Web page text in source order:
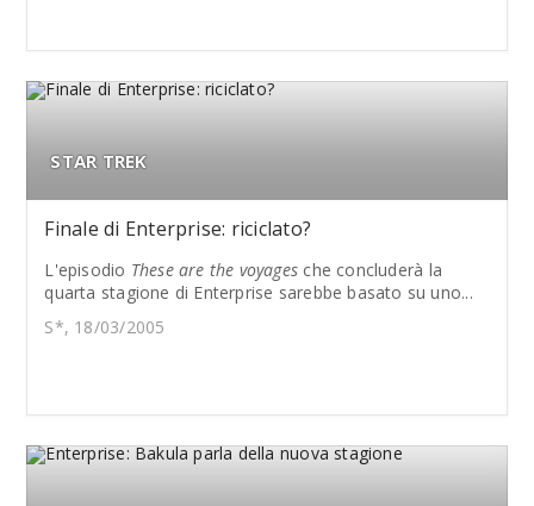
STAR TREK
Finale di Enterprise: riciclato?
L'episodio These are the voyages che concluderà la
quarta stagione di Enterprise sarebbe basato su uno...
S*, 18/03/2005